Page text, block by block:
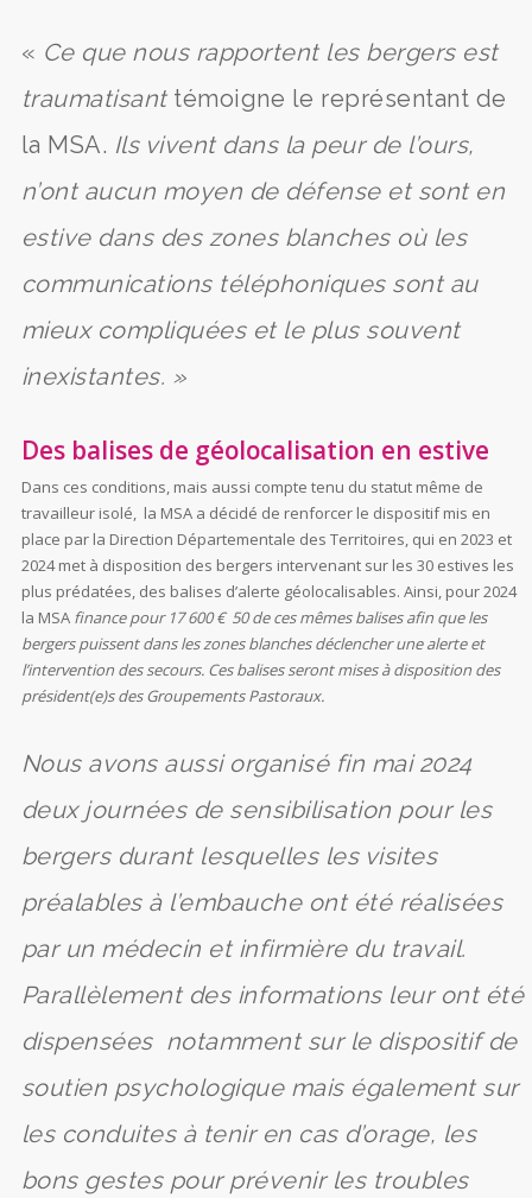
« Ce que nous rapportent les bergers est
traumatisanttémoigne le représentant de
la MSA. Ils vivent dans la peur de l’ours,
n’ont aucun moyen de défense et sont en
estive dans des zones blanches où les
communications téléphoniques sont au
mieux compliquées et le plus souvent
inexistantes. »
Des balises de géolocalisation en estive
Dans ces conditions, mais aussi compte tenu du statut même de
travailleur isolé, la MSA a décidé de renforcer le dispositif mis en
place par la Direction Départementale des Territoires, qui en 2023 et
2024 met à disposition des bergers intervenant sur les 30 estives les
plus prédatées, des balises d’alerte géolocalisables. Ainsi, pour 2024
la MSA finance pour 17 600 € 50 de ces mêmes balises afin que les
bergers puissent dans les zones blanches déclencher une alerte et
l’intervention des secours. Ces balises seront mises à disposition des
président(e)s des Groupements Pastoraux.
Nous avons aussi organisé fin mai 2024
deux journées de sensibilisation pour les
bergers durant lesquelles les visites
préalables à l’embauche ont été réalisées
par un médecin et infirmière du travail.
Parallèlement des informations leur ont été
dispensées notamment sur le dispositif de
soutien psychologique mais également sur
les conduites à tenir en cas d’orage, les
bons gestes pour prévenir les troubles